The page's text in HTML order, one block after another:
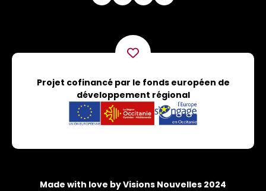
Projet cofinancé par le fonds européen de
développement régional
Made with love by Visions Nouvelles 2024